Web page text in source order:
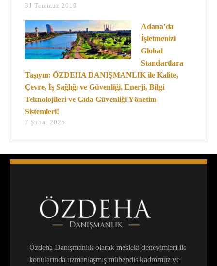
31 Temmuz 2019
Adana’da
İşletmenizi
Global
Standartlara
Taşıyın: ÖZDEHA DANIŞMANLIK ile Kalite,
Çevre, İş Sağlığı ve Güvenliği, Enerji, Bilgi
Teknolojileri ve Gıda Güvenliği Yönetim
Sistemleri!
7 Şubat 2025
Özdeha Danışmanlık olarak mesleki deneyimleri ile
konularında uzmanlaşmış mühendis kadromuz ve